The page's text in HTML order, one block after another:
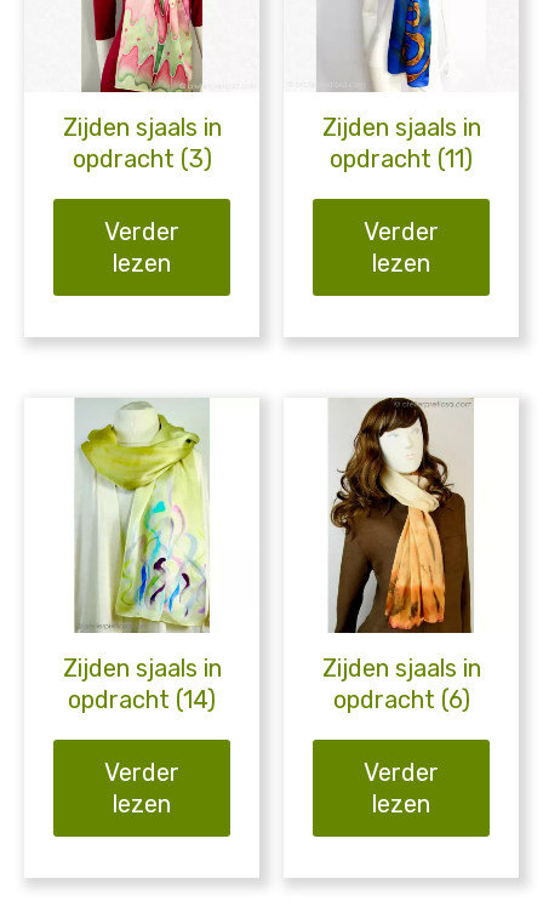
Zijden sjaals in
opdracht (3)
Verder
lezen
Zijden sjaals in
opdracht (11)
Verder
lezen
Zijden sjaals in
opdracht (14)
Verder
lezen
Zijden sjaals in
opdracht (6)
Verder
lezen